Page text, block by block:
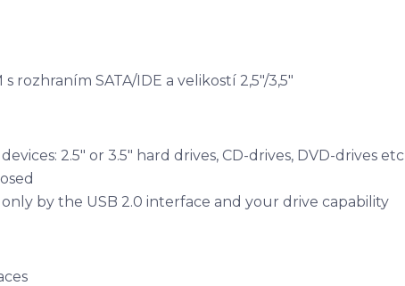
rozhraním SATA/IDE a velikostí 2,5"/3,5"
2.5" or 3.5" hard drives, CD-drives, DVD-drives etc
by the USB 2.0 interface and your drive capability